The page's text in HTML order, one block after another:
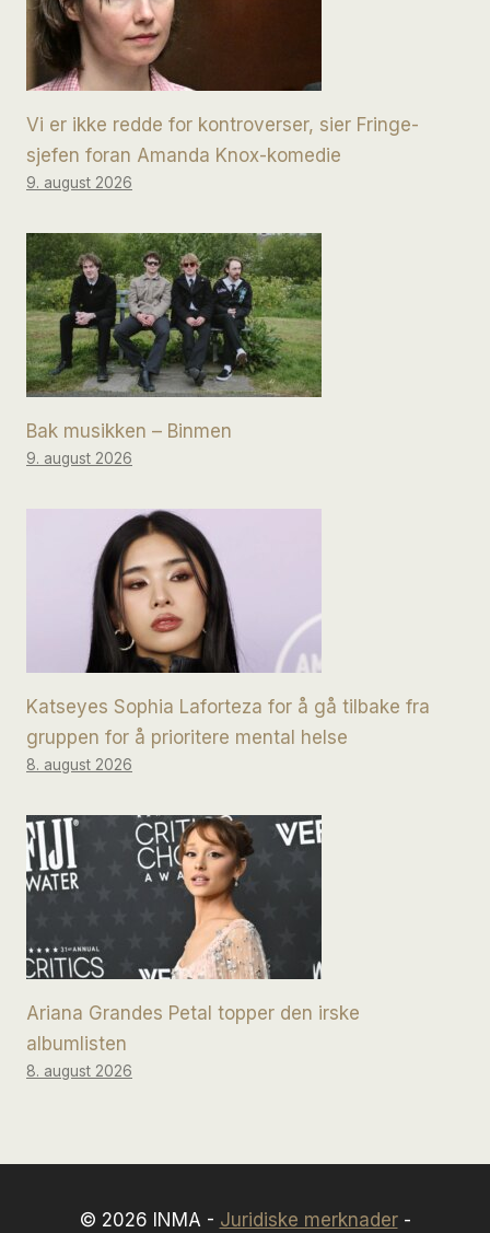
Vi er ikke redde for kontroverser, sier Fringe-
sjefen foran Amanda Knox-komedie
9. august 2026
Bak musikken – Binmen
9. august 2026
Katseyes Sophia Laforteza for å gå tilbake fra
gruppen for å prioritere mental helse
8. august 2026
Ariana Grandes Petal topper den irske
albumlisten
8. august 2026
© 2026 INMA - Juridiske merknader-